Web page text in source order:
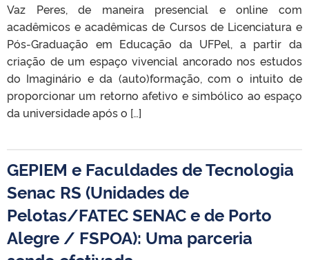
Vaz Peres, de maneira presencial e online com
acadêmicos e acadêmicas de Cursos de Licenciatura e
Pós-Graduação em Educação da UFPel, a partir da
criação de um espaço vivencial ancorado nos estudos
do Imaginário e da (auto)formação, com o intuito de
proporcionar um retorno afetivo e simbólico ao espaço
da universidade após o […]
GEPIEM e Faculdades de Tecnologia
Senac RS (Unidades de
Pelotas/FATEC SENAC e de Porto
Alegre / FSPOA): Uma parceria